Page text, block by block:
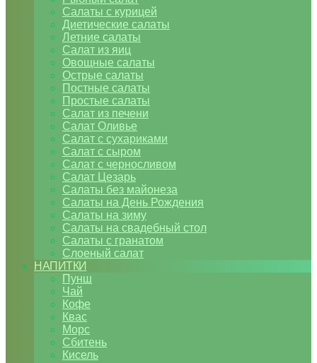
Салаты с курицей
Диетические салаты
Летние салаты
Салат из яиц
Овощные салаты
Острые салаты
Постные салаты
Простые салаты
Салат из печени
Салат Оливье
Салат с сухариками
Салат с сыром
Салат с черносливом
Салат Цезарь
Салаты без майонеза
Салаты на День Рождения
Салаты на зиму
Салаты на свадебный стол
Салаты с гранатом
Слоеный салат
НАПИТКИ
Пунш
Чай
Кофе
Квас
Морс
Сбитень
Кисель